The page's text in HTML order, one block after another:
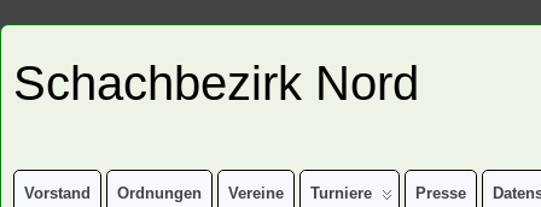
Schachbezirk Nord
Vorstand Ordnungen Vereine Turniere Presse